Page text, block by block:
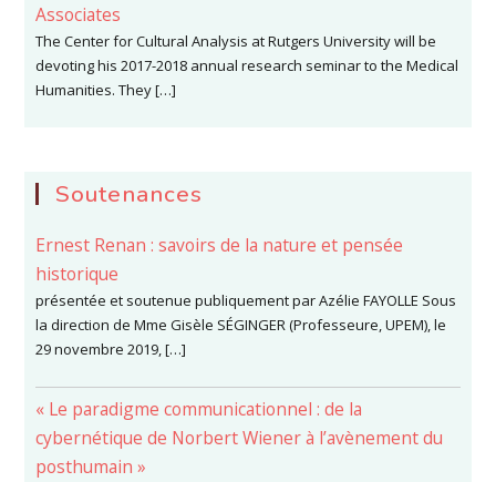
Associates
The Center for Cultural Analysis at Rutgers University will be
devoting his 2017-2018 annual research seminar to the Medical
Humanities. They […]
Soutenances
Ernest Renan : savoirs de la nature et pensée
historique
présentée et soutenue publiquement par Azélie FAYOLLE Sous
la direction de Mme Gisèle SÉGINGER (Professeure, UPEM), le
29 novembre 2019, […]
« Le paradigme communicationnel : de la
cybernétique de Norbert Wiener à l’avènement du
posthumain »